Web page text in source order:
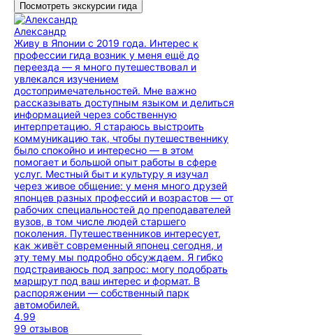
Посмотреть экскурсии гида
Александр
Живу в Японии с 2019 года. Интерес к
профессии гида возник у меня ещё до
переезда — я много путешествовал и
увлекался изучением
достопримечательностей. Мне важно
рассказывать доступным языком и делиться
информацией через собственную
интерпретацию. Я стараюсь выстроить
коммуникацию так, чтобы путешественнику
было спокойно и интересно — в этом
помогает и большой опыт работы в сфере
услуг. Местный быт и культуру я изучал
через живое общение: у меня много друзей
японцев разных профессий и возрастов — от
рабочих специальностей до преподавателей
вузов, в том числе людей старшего
поколения. Путешественников интересует,
как живёт современный японец сегодня, и
эту тему мы подробно обсуждаем. Я гибко
подстраиваюсь под запрос: могу подобрать
маршрут под ваш интерес и формат. В
распоряжении — собственный парк
автомобилей.
4.99
99 отзывов